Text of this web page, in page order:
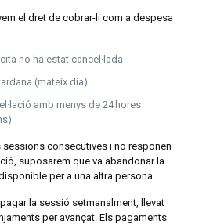
el dret de cobrar-li com a despesa
no ha estat cancel·lada
(mateix dia)
amb menys de 24 hores
sessions consecutives i no responen
suposarem que va abandonar la
per a una altra persona.
la sessió setmanalment, llevat
per avançat. Els pagaments